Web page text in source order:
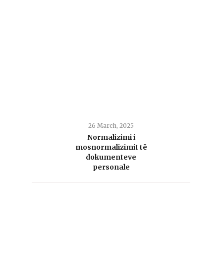
26 March, 2025
Normalizimi i
mosnormalizimit të
dokumenteve
personale